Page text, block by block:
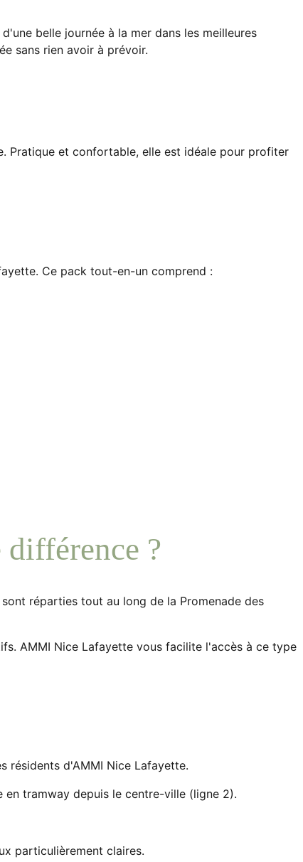
belle journée à la mer dans les meilleures
sans rien avoir à prévoir.
Pratique et confortable, elle est idéale pour profiter
Ce pack tout-en-un comprend :
?
réparties tout au long de la Promenade des
AMMI Nice Lafayette vous facilite l'accès à ce type
résidents d'AMMI Nice Lafayette.
tramway depuis le centre-ville (ligne 2).
particulièrement claires.